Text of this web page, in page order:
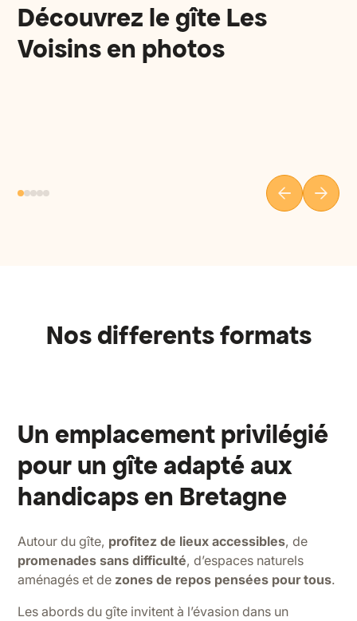
Découvrez le gîte Les
Voisins en photos
Nos differents formats
Un emplacement privilégié
pour un gîte adapté aux
handicaps en Bretagne
Autour du gîte, profitez de lieux accessibles, de
promenades sans difficulté, d’espaces naturels
aménagés et de zones de repos pensées pour tous.
Les abords du gîte invitent à l’évasion dans un